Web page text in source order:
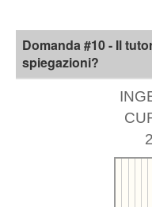
Domanda #10 - Il
spiegazioni?